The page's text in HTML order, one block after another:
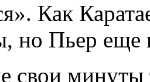
Как
но Пьер еще
свои минуты